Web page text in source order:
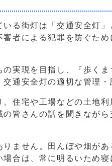
る街灯は「交通安全灯
者による犯罪を防ぐた
実現を目指し、『歩く
通安全灯の適切な管理・
住宅や工場などの土地
皆さんの話を聞きなが
ません。田んぼや畑が
合は、常に明るいため寝